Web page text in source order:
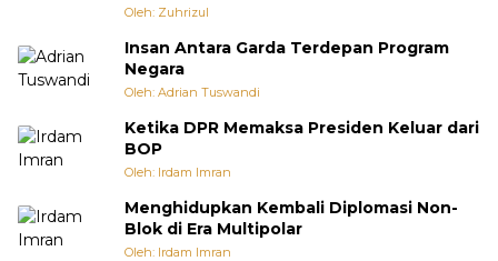
Oleh: Zuhrizul
Insan Antara Garda Terdepan Program
Negara
Oleh: Adrian Tuswandi
Ketika DPR Memaksa Presiden Keluar dari
BOP
Oleh: Irdam Imran
Menghidupkan Kembali Diplomasi Non-
Blok di Era Multipolar
Oleh: Irdam Imran